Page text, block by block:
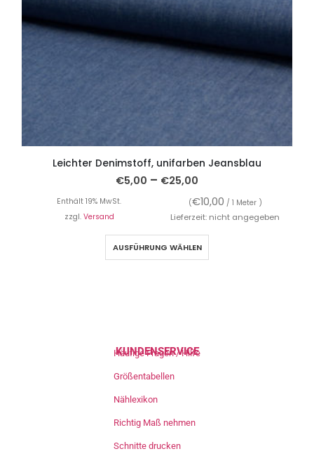
Leichter Denimstoff, unifarben Jeansblau
€5,00 – €25,00
Enthält 19% MwSt. (€10,00 / 1 Meter )
zzgl. Versand Lieferzeit: nicht angegeben
AUSFÜHRUNG WÄHLEN
KUNDENSERVICE
Häufige Fragen / Hilfe
Größentabellen
Nählexikon
Richtig Maß nehmen
Schnitte drucken